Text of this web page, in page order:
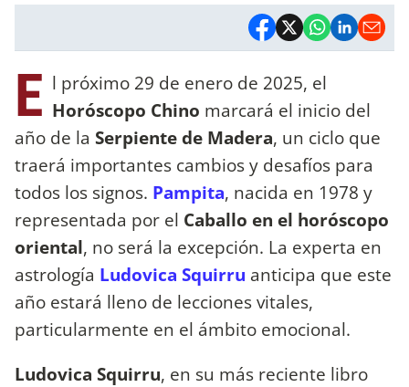
E l próximo 29 de enero de 2025, el
Horóscopo Chino marcará el inicio del
año de la Serpiente de Madera, un ciclo que
traerá importantes cambios y desafíos para
todos los signos. Pampita, nacida en 1978 y
representada por el Caballo en el horóscopo
oriental, no será la excepción. La experta en
astrología Ludovica Squirru anticipa que este
año estará lleno de lecciones vitales,
particularmente en el ámbito emocional.
Ludovica Squirru, en su más reciente libro